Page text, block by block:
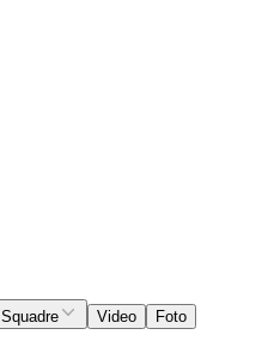
Squadre Video Foto